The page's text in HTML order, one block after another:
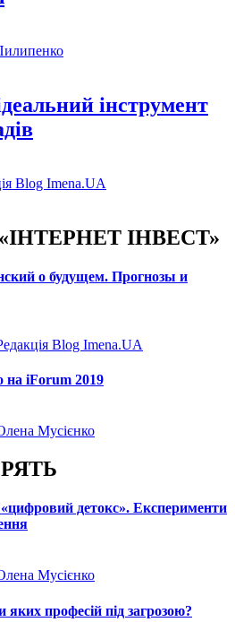
інструмент
Blog Imena.UA
ІНВЕСТ»
о будущем. Прогнозы и
Blog Imena.UA
на iForum 2019
Мусієнко
детокс». Експерименти
Мусієнко
професій під загрозою?